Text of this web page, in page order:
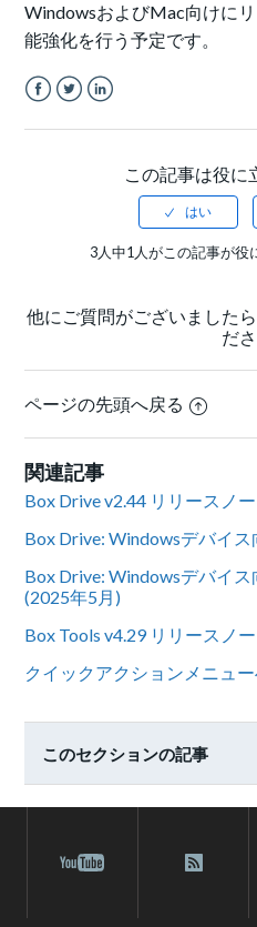
WindowsおよびMac向けに
能強化を行う予定です。
この記事は役に
3人中1人がこの記事が役
他にご質問がございましたら
だ
ページの先頭へ戻る
関連記事
Box Drive v2.44 リリースノー
Box Drive: Windowsデバイ
Box Drive: Windowsデバイ
(2025年5月)
Box Tools v4.29 リリースノー
クイックアクションメニュ
このセクションの記事